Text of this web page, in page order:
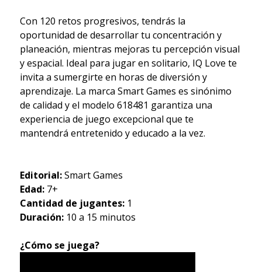
Con 120 retos progresivos, tendrás la
oportunidad de desarrollar tu concentración y
planeación, mientras mejoras tu percepción visual
y espacial. Ideal para jugar en solitario, IQ Love te
invita a sumergirte en horas de diversión y
aprendizaje. La marca Smart Games es sinónimo
de calidad y el modelo 618481 garantiza una
experiencia de juego excepcional que te
mantendrá entretenido y educado a la vez.
Editorial:Smart Games
Edad: 7+
Cantidad de jugantes: 1
Duración: 10 a 15 minutos
¿Cómo se juega?